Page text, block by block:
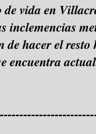
vida en
inclemencias
de hacer el
encuentra